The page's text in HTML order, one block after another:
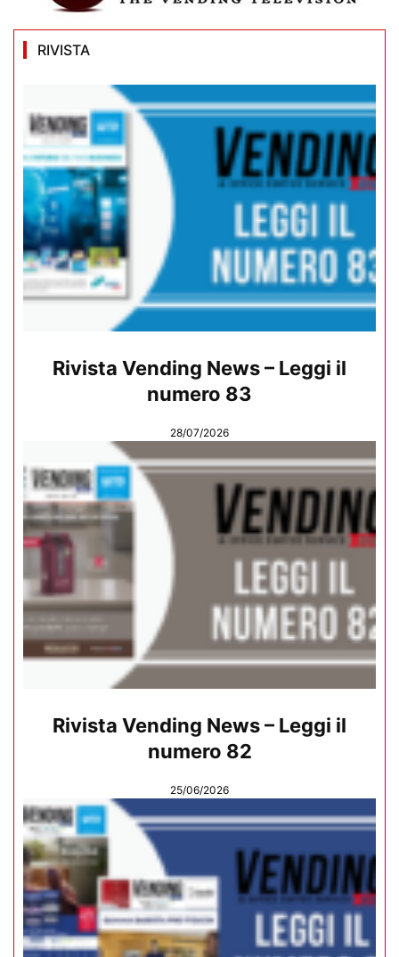
RIVISTA
Rivista Vending News – Leggi il
numero 83
28/07/2026
Rivista Vending News – Leggi il
numero 82
25/06/2026